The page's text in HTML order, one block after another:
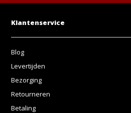
Klantenservice
Blog
Levertijden
Bezorging
Retourneren
Betaling